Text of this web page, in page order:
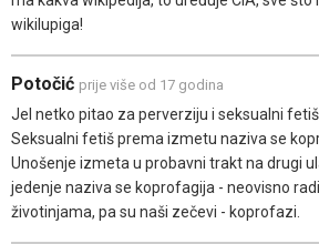
wikilupiga!
Potočić prije više od 17 godina
Jel netko pitao za perverziju i seksualni
Seksualni fetiš prema izmetu naziva se
Unošenje izmeta u probavni trakt na drugi
jedenje naziva se koprofagija - neovisno
životinjama, pa su naši zečevi - koprofazi.